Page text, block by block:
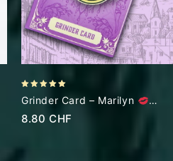
out of 5
Grinder Card – Marilyn
Exclusif Icon Design
8.80 CHF